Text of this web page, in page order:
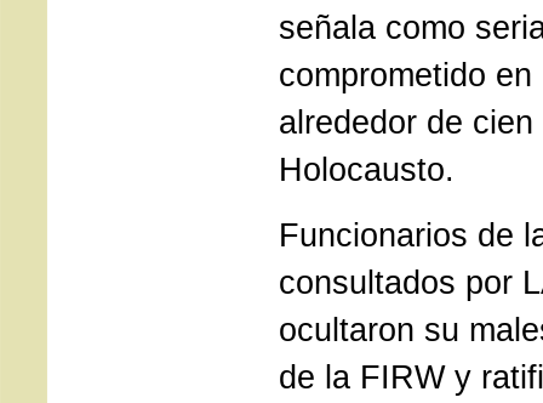
señala como
comprometido
alrededor de
Holocausto.
Funcionarios de
consultados por
ocultaron su
de la FIRW y